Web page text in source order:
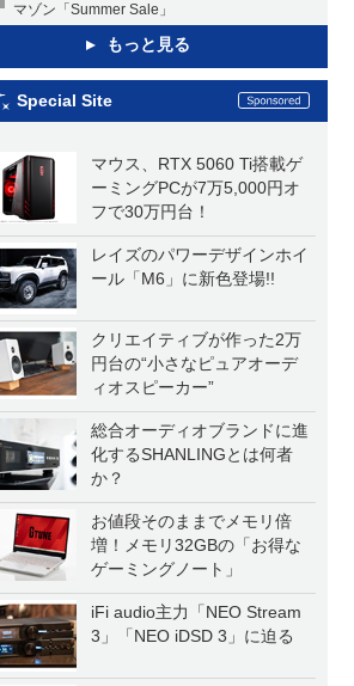
マゾン「Summer Sale」
もっと見る
Special Site
マウス、RTX 5060 Ti搭載ゲ
ーミングPCが7万5,000円オ
フで30万円台！
レイズのパワーデザインホイ
ール「M6」に新色登場!!
クリエイティブが作った2万
円台の“小さなピュアオーデ
ィオスピーカー”
総合オーディオブランドに進
化するSHANLINGとは何者
か？
お値段そのままでメモリ倍
増！メモリ32GBの「お得な
ゲーミングノート」
iFi audio主力「NEO Stream
3」「NEO iDSD 3」に迫る